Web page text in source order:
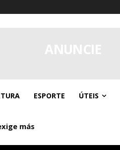
ESPORTE ÚTEIS
más